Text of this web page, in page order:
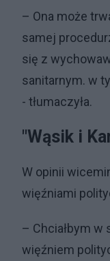
– Ona może
samej
się z
sanitarnym. w
- tłumaczyła.
"Wąsik i
W opinii
więźniami
– Chciałbym w
więźniem